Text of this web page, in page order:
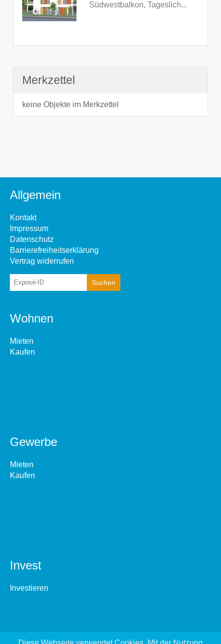
Südwestbalkon, Tageslich...
Merkzettel
keine Objekte im Merkzettel
Allgemein
Kontakt
Impressum
Datenschutz
Barrierefreiheitserklärung
Vertrag widerrufen
Wohnen
Mieten
Kaufen
Gewerbe
Mieten
Kaufen
Invest
Investieren